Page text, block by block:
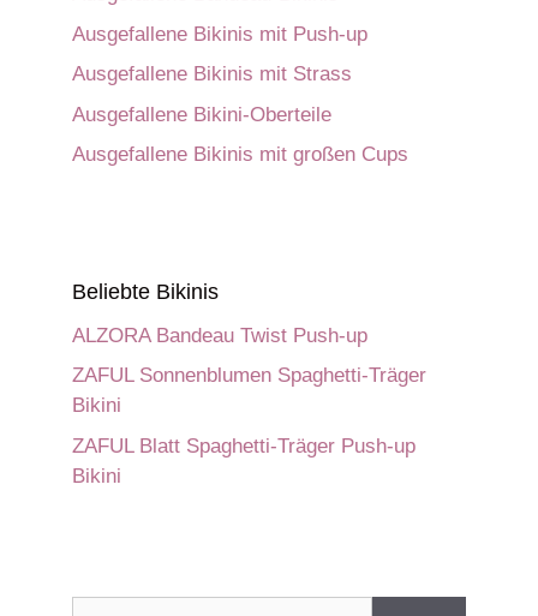
Ausgefallene Bikinis mit Push-up
Ausgefallene Bikinis mit Strass
Ausgefallene Bikini-Oberteile
Ausgefallene Bikinis mit großen Cups
Beliebte Bikinis
ALZORA Bandeau Twist Push-up
ZAFUL Sonnenblumen Spaghetti-Träger
Bikini
ZAFUL Blatt Spaghetti-Träger Push-up
Bikini